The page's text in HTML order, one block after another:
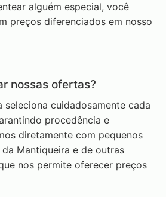
alguém especial, você
preços diferenciados em nosso
nossas ofertas?
seleciona cuidadosamente cada
procedência e
diretamente com pequenos
Mantiqueira e de outras
nos permite oferecer preços